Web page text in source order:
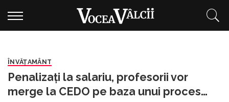
ÎNVĂŢAMÂNT
Penalizaţi la salariu, profesorii vor
merge la CEDO pe baza unui proces